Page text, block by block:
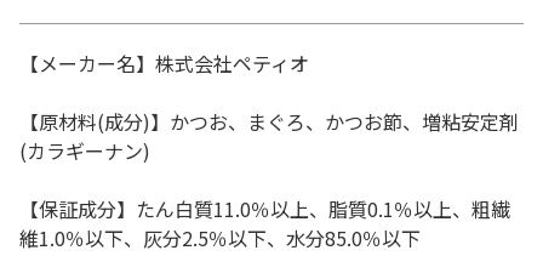
【メーカー名】株式会社ペティオ
【原材料(成分)】かつお、まぐろ、かつお節、増粘安定剤
(カラギーナン)
【保証成分】たん白質11.0％以上、脂質0.1％以上、粗繊
維1.0％以下、灰分2.5％以下、水分85.0％以下